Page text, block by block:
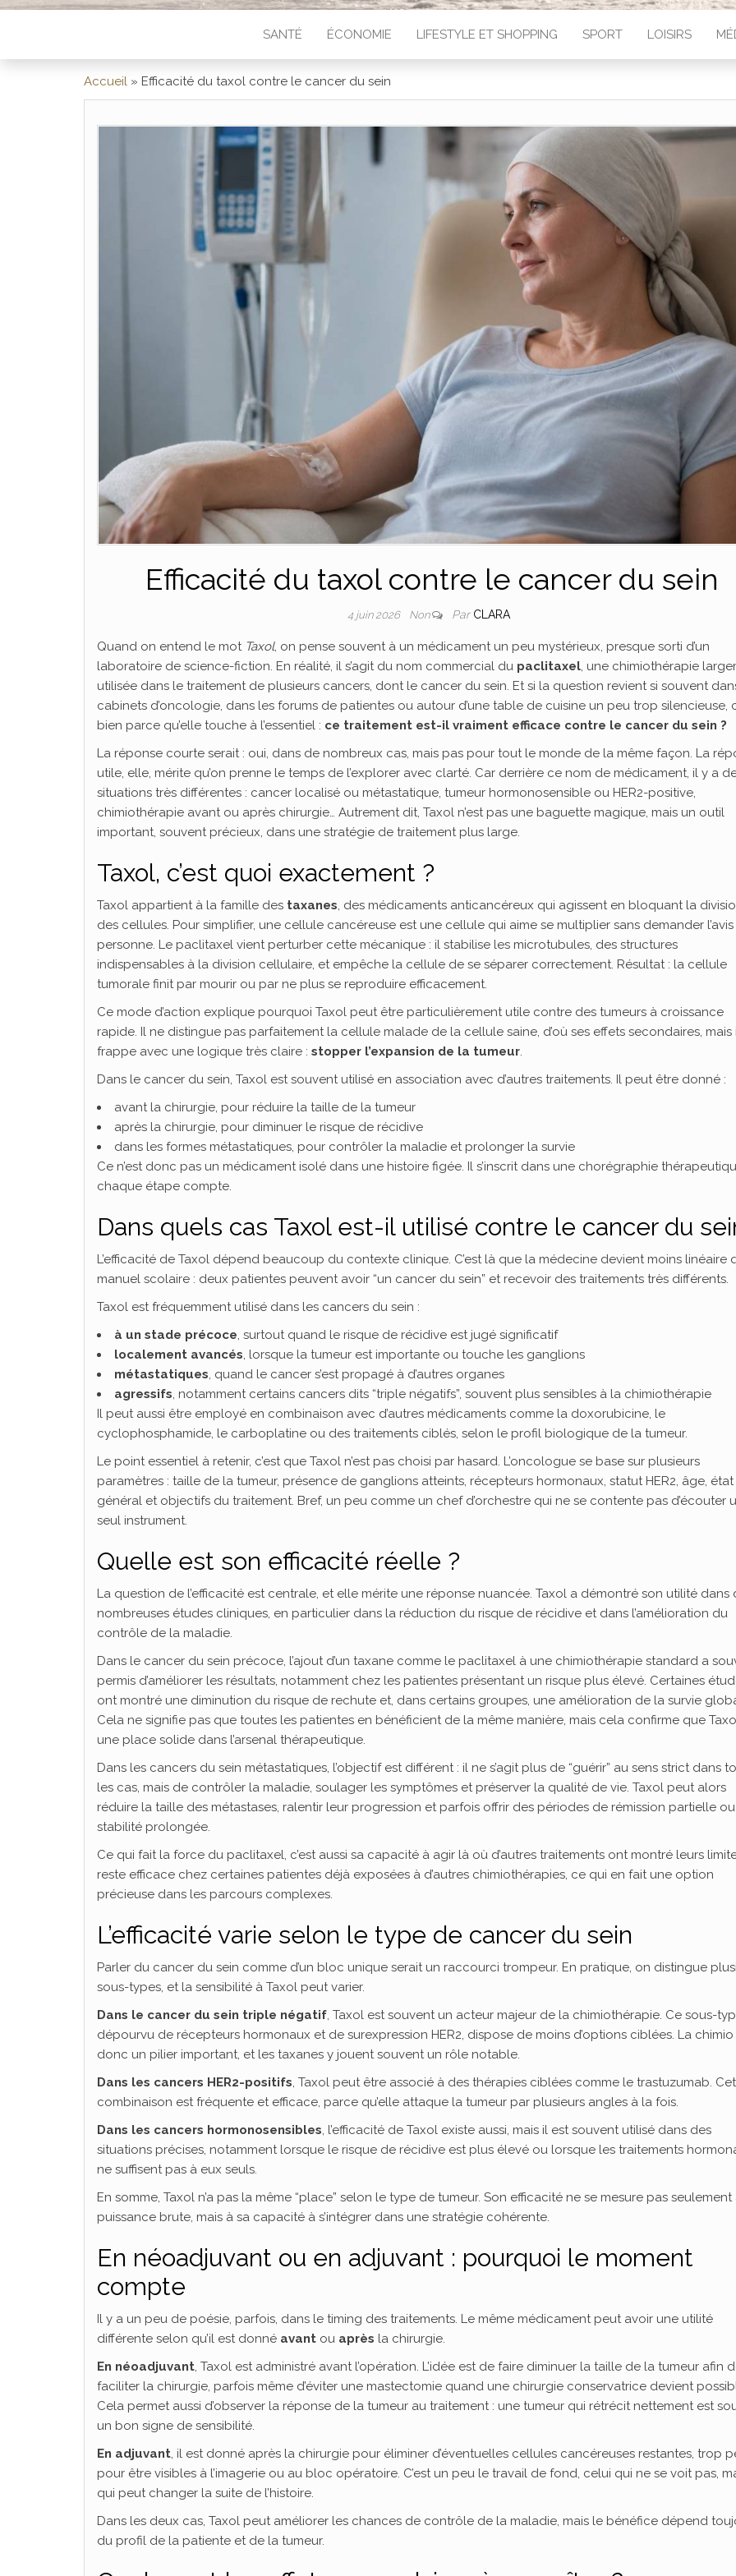
SANTÉ ÉCONOMIE LIFESTYLE ET SHOPPING SPORT LOISIRS
Accueil » Efficacité du taxol contre le cancer du sein
Efficacité du taxol contre le cancer du sein
4 juin 2026 Non Par CLARA
Quand on entend le mot Taxol, on pense souvent à un médicament un peu mystérieux, presque sorti d’un
laboratoire de science-fiction. En réalité, il s’agit du nom commercial du paclitaxel, une chimiothérapie
utilisée dans le traitement de plusieurs cancers, dont le cancer du sein. Et si la question revient si souvent
cabinets d’oncologie, dans les forums de patientes ou autour d’une table de cuisine un peu trop silencieuse,
bien parce qu’elle touche à l’essentiel : ce traitement est-il vraiment efficace contre le cancer du sein ?
La réponse courte serait : oui, dans de nombreux cas, mais pas pour tout le monde de la même façon. La
utile, elle, mérite qu’on prenne le temps de l’explorer avec clarté. Car derrière ce nom de médicament, il y a
situations très différentes : cancer localisé ou métastatique, tumeur hormonosensible ou HER2-positive,
chimiothérapie avant ou après chirurgie… Autrement dit, Taxol n’est pas une baguette magique, mais un outil
important, souvent précieux, dans une stratégie de traitement plus large.
Taxol, c’est quoi exactement ?
Taxol appartient à la famille des taxanes, des médicaments anticancéreux qui agissent en bloquant la
des cellules. Pour simplifier, une cellule cancéreuse est une cellule qui aime se multiplier sans demander
personne. Le paclitaxel vient perturber cette mécanique : il stabilise les microtubules, des structures
indispensables à la division cellulaire, et empêche la cellule de se séparer correctement. Résultat : la cellule
tumorale finit par mourir ou par ne plus se reproduire efficacement.
Ce mode d’action explique pourquoi Taxol peut être particulièrement utile contre des tumeurs à croissance
rapide. Il ne distingue pas parfaitement la cellule malade de la cellule saine, d’où ses effets secondaires, mais
frappe avec une logique très claire : stopper l’expansion de la tumeur.
Dans le cancer du sein, Taxol est souvent utilisé en association avec d’autres traitements. Il peut être donné :
avant la chirurgie, pour réduire la taille de la tumeur
après la chirurgie, pour diminuer le risque de récidive
dans les formes métastatiques, pour contrôler la maladie et prolonger la survie
Ce n’est donc pas un médicament isolé dans une histoire figée. Il s’inscrit dans une chorégraphie
chaque étape compte.
Dans quels cas Taxol est-il utilisé contre le cancer du
L’efficacité de Taxol dépend beaucoup du contexte clinique. C’est là que la médecine devient moins linéaire
manuel scolaire : deux patientes peuvent avoir “un cancer du sein” et recevoir des traitements très différents.
Taxol est fréquemment utilisé dans les cancers du sein :
à un stade précoce, surtout quand le risque de récidive est jugé significatif
localement avancés, lorsque la tumeur est importante ou touche les ganglions
métastatiques, quand le cancer s’est propagé à d’autres organes
agressifs, notamment certains cancers dits “triple négatifs”, souvent plus sensibles à la chimiothérapie
Il peut aussi être employé en combinaison avec d’autres médicaments comme la doxorubicine, le
cyclophosphamide, le carboplatine ou des traitements ciblés, selon le profil biologique de la tumeur.
Le point essentiel à retenir, c’est que Taxol n’est pas choisi par hasard. L’oncologue se base sur plusieurs
paramètres : taille de la tumeur, présence de ganglions atteints, récepteurs hormonaux, statut HER2, âge, état
général et objectifs du traitement. Bref, un peu comme un chef d’orchestre qui ne se contente pas d’écouter
seul instrument.
Quelle est son efficacité réelle ?
La question de l’efficacité est centrale, et elle mérite une réponse nuancée. Taxol a démontré son utilité dans
nombreuses études cliniques, en particulier dans la réduction du risque de récidive et dans l’amélioration du
contrôle de la maladie.
Dans le cancer du sein précoce, l’ajout d’un taxane comme le paclitaxel à une chimiothérapie standard a
permis d’améliorer les résultats, notamment chez les patientes présentant un risque plus élevé. Certaines
ont montré une diminution du risque de rechute et, dans certains groupes, une amélioration de la survie
Cela ne signifie pas que toutes les patientes en bénéficient de la même manière, mais cela confirme que
une place solide dans l’arsenal thérapeutique.
Dans les cancers du sein métastatiques, l’objectif est différent : il ne s’agit plus de “guérir” au sens strict dans
les cas, mais de contrôler la maladie, soulager les symptômes et préserver la qualité de vie. Taxol peut alors
réduire la taille des métastases, ralentir leur progression et parfois offrir des périodes de rémission partielle
stabilité prolongée.
Ce qui fait la force du paclitaxel, c’est aussi sa capacité à agir là où d’autres traitements ont montré leurs
reste efficace chez certaines patientes déjà exposées à d’autres chimiothérapies, ce qui en fait une option
précieuse dans les parcours complexes.
L’efficacité varie selon le type de cancer du sein
Parler du cancer du sein comme d’un bloc unique serait un raccourci trompeur. En pratique, on distingue
sous-types, et la sensibilité à Taxol peut varier.
Dans le cancer du sein triple négatif, Taxol est souvent un acteur majeur de la chimiothérapie. Ce sous-
dépourvu de récepteurs hormonaux et de surexpression HER2, dispose de moins d’options ciblées. La
donc un pilier important, et les taxanes y jouent souvent un rôle notable.
Dans les cancers HER2-positifs, Taxol peut être associé à des thérapies ciblées comme le trastuzumab.
combinaison est fréquente et efficace, parce qu’elle attaque la tumeur par plusieurs angles à la fois.
Dans les cancers hormonosensibles, l’efficacité de Taxol existe aussi, mais il est souvent utilisé dans des
situations précises, notamment lorsque le risque de récidive est plus élevé ou lorsque les traitements
ne suffisent pas à eux seuls.
En somme, Taxol n’a pas la même “place” selon le type de tumeur. Son efficacité ne se mesure pas seulement
puissance brute, mais à sa capacité à s’intégrer dans une stratégie cohérente.
En néoadjuvant ou en adjuvant : pourquoi le moment
compte
Il y a un peu de poésie, parfois, dans le timing des traitements. Le même médicament peut avoir une utilité
différente selon qu’il est donné avant ou après la chirurgie.
En néoadjuvant, Taxol est administré avant l’opération. L’idée est de faire diminuer la taille de la tumeur afin
faciliter la chirurgie, parfois même d’éviter une mastectomie quand une chirurgie conservatrice devient
Cela permet aussi d’observer la réponse de la tumeur au traitement : une tumeur qui rétrécit nettement est
un bon signe de sensibilité.
En adjuvant, il est donné après la chirurgie pour éliminer d’éventuelles cellules cancéreuses restantes, trop
pour être visibles à l’imagerie ou au bloc opératoire. C’est un peu le travail de fond, celui qui ne se voit pas,
qui peut changer la suite de l’histoire.
Dans les deux cas, Taxol peut améliorer les chances de contrôle de la maladie, mais le bénéfice dépend
du profil de la patiente et de la tumeur.